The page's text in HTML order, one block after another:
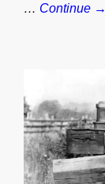
… Continue →